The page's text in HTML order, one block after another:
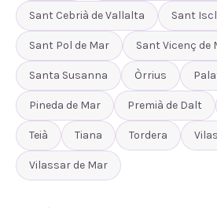
Sant Cebrià de Vallalta Sant
Sant Pol de Mar Sant Vicenç de
Santa Susanna Òrrius
Pineda de Mar Premià de Dalt
Teià Tiana Tordera
Vilassar de Mar